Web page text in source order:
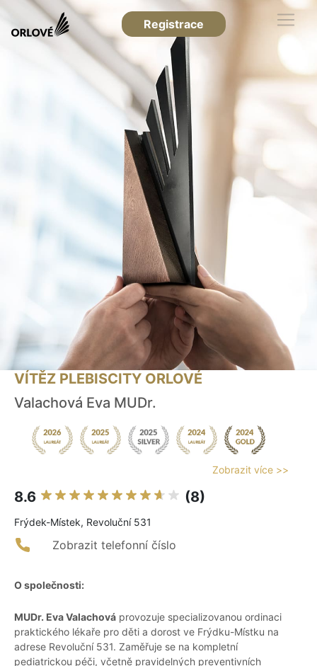
Registrace
VÍTĚZ PLEBISCITY ORLOVÉ
Valachová Eva MUDr.
Zobrazit více >>
8.6 (8)
Frýdek-Místek, Revoluční 531
Zobrazit telefonní číslo
O společnosti:
MUDr. Eva Valachová provozuje specializovanou ordinaci
praktického lékaře pro děti a dorost ve Frýdku-Místku na
adrese Revoluční 531. Zaměřuje se na kompletní
pediatrickou péči, včetně pravidelných preventivních